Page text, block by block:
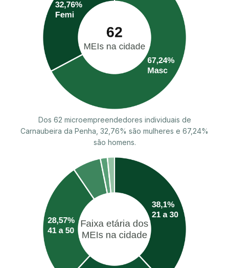
Dos 62 microempreendedores individuais de
Carnaubeira da Penha, 32,76% são mulheres e 67,24%
são homens.